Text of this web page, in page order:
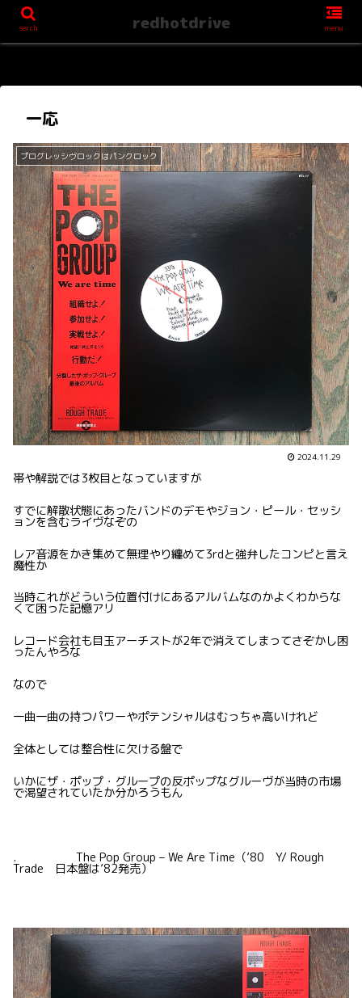
一応
プログレッシヴロックはパンクロック
2024.11.29
帯や解説では3枚目となっていますが
すでに解散状態にあったバンドのデモやジョン・ピール・セッシ
ョンを含むライヴなぞの
レア音源をかき集めて無理やり纏めて3rdと強弁したコンピと言え
魔性か
当時これがどういう位置付けにあるアルバムなのかよくわからな
くて困った記憶アリ
レコード会社も目玉アーチストが2年で消えてしまってさぞかし困
ったんやろな
なので
一曲一曲の持つパワーやポテンシャルはむっちゃ高いけれど
全体としては整合性に欠ける盤で
いかにザ・ポップ・グループの反ポップなグルーヴが当時の市場
で渇望されていたか分かろうもん
. The Pop Group – We Are Time（’80 Y/ Rough
Trade 日本盤は’82発売）
serch redhotdrive menu